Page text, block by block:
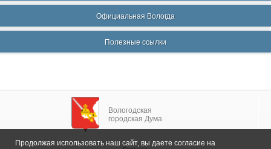
Официальная Вологда
Полезные ссылки
Вологодская
городская Дума
Продолжая использовать наш сайт, вы даете согласие на